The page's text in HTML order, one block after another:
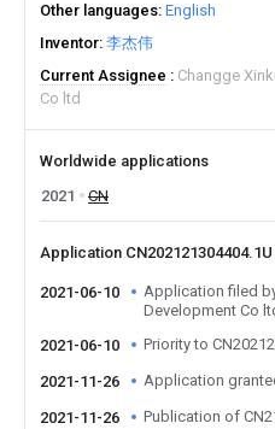
Other languages English
Inventor 李杰伟
Current Assignee
Changge
Co ltd
Worldwide applications
2021
CN
Application
2021-06-10
Application filed
Development Co
2021-06-10
Priority to
2021-11-26 Application
2021-11-26 Publication of